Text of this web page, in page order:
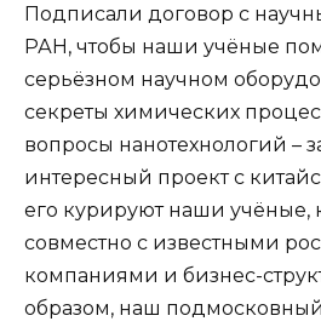
Подписали договор с
РАН, чтобы наши учёные
серьёзном научном
секреты химических
вопросы нанотехнологий –
интересный проект с
его курируют наши учёные,
совместно с известными
компаниями и бизнес-
образом, наш